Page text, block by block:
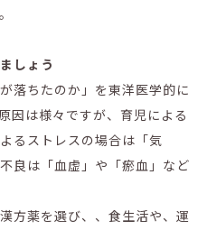
しょう
落ちたのか」を東洋医学的に
因は様々ですが、育児による
るストレスの場合は「気
良は「血虚」や「瘀血」など
方薬を選び、、食生活や、運